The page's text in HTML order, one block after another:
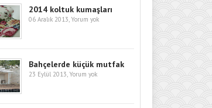
2014 koltuk kumaşları
06 Aralık 2013, Yorum yok
Bahçelerde küçük mutfak
23 Eylül 2013, Yorum yok